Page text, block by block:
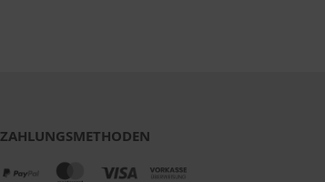
ZAHLUNGSMETHODEN